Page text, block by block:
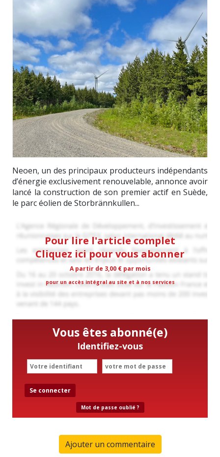
Neoen, un des principaux producteurs indépendants
d’énergie exclusivement renouvelable, annonce avoir
lancé la construction de son premier actif en Suède,
le parc éolien de Storbrännkullen...
Pour lire l'article complet
Cliquez ici pour vous abonner
A partir de 3,00 € par mois
pour un accès intégral au site et à nos services
Vous êtes abonné(e)
Identifiez-vous
Se connecter
Mot de passe oublié ?
Ajouter un commentaire